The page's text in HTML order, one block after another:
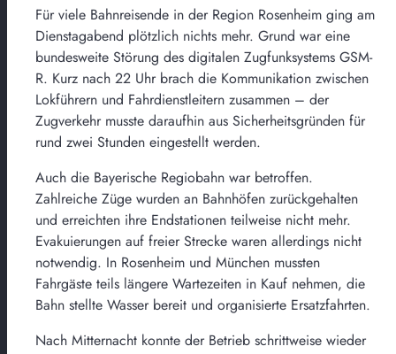
Für viele Bahnreisende in der Region Rosenheim ging am
Dienstagabend plötzlich nichts mehr. Grund war eine
bundesweite Störung des digitalen Zugfunksystems GSM-
R. Kurz nach 22 Uhr brach die Kommunikation zwischen
Lokführern und Fahrdienstleitern zusammen – der
Zugverkehr musste daraufhin aus Sicherheitsgründen für
rund zwei Stunden eingestellt werden.
Auch die Bayerische Regiobahn war betroffen.
Zahlreiche Züge wurden an Bahnhöfen zurückgehalten
und erreichten ihre Endstationen teilweise nicht mehr.
Evakuierungen auf freier Strecke waren allerdings nicht
notwendig. In Rosenheim und München mussten
Fahrgäste teils längere Wartezeiten in Kauf nehmen, die
Bahn stellte Wasser bereit und organisierte Ersatzfahrten.
Nach Mitternacht konnte der Betrieb schrittweise wieder